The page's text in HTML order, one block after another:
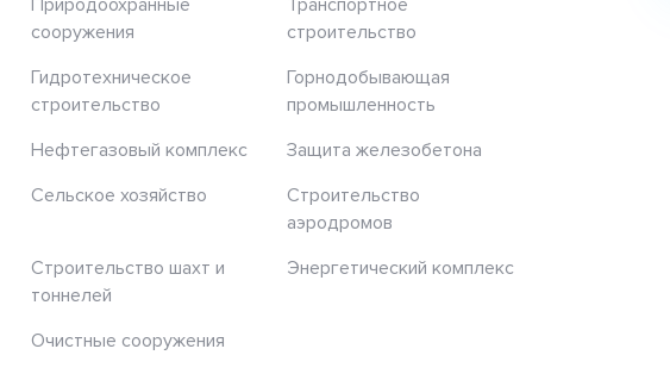
сооружения
строительство
Гидротехническое
строительство
Горнодобывающая
промышленность
Нефтегазовый комплекс
Защита железобетона
Сельское хозяйство
Строительство
аэродромов
Строительство шахт и
тоннелей
Энергетический комплекс
Очистные сооружения